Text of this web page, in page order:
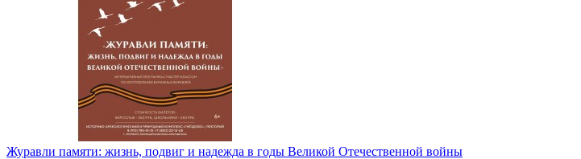
Журавли памяти: жизнь, подвиг и надежда в годы Великой Отечественной войны